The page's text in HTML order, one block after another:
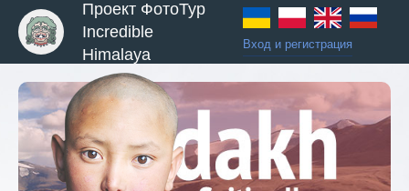
Проект ФотоТур
Incredible
Himalaya
Вход и регистрация